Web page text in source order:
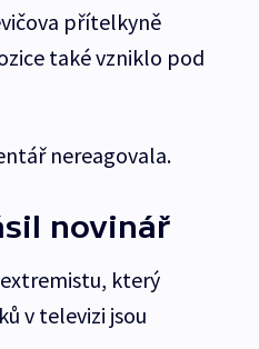
přítelkyně
také vzniklo pod
nereagovala.
novinář
který
v televizi jsou